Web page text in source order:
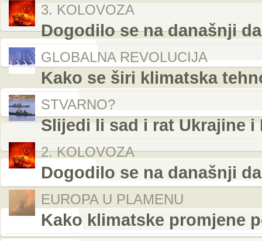
3. KOLOVOZA
Dogodilo se na današnji
GLOBALNA REVOLUCIJA
Kako se širi klimatska
STVARNO?
Slijedi li sad i rat Ukrajine i
2. KOLOVOZA
Dogodilo se na današnji
EUROPA U PLAMENU
Kako klimatske promjene